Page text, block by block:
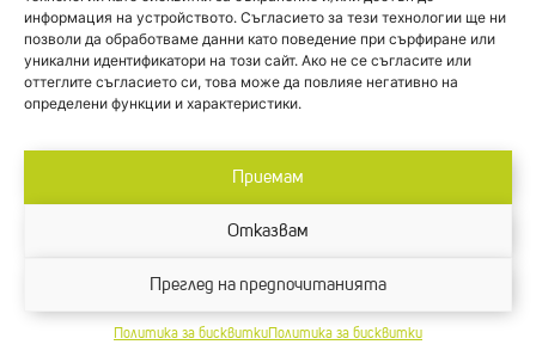
информация на устройството. Съгласието за тези технологии ще ни
позволи да обработваме данни като поведение при сърфиране или
уникални идентификатори на този сайт. Ако не се съгласите или
оттеглите съгласието си, това може да повлияе негативно на
определени функции и характеристики.
Приемам
Отказвам
Преглед на предпочитанията
Политика за бисквитки Политика за бисквитки